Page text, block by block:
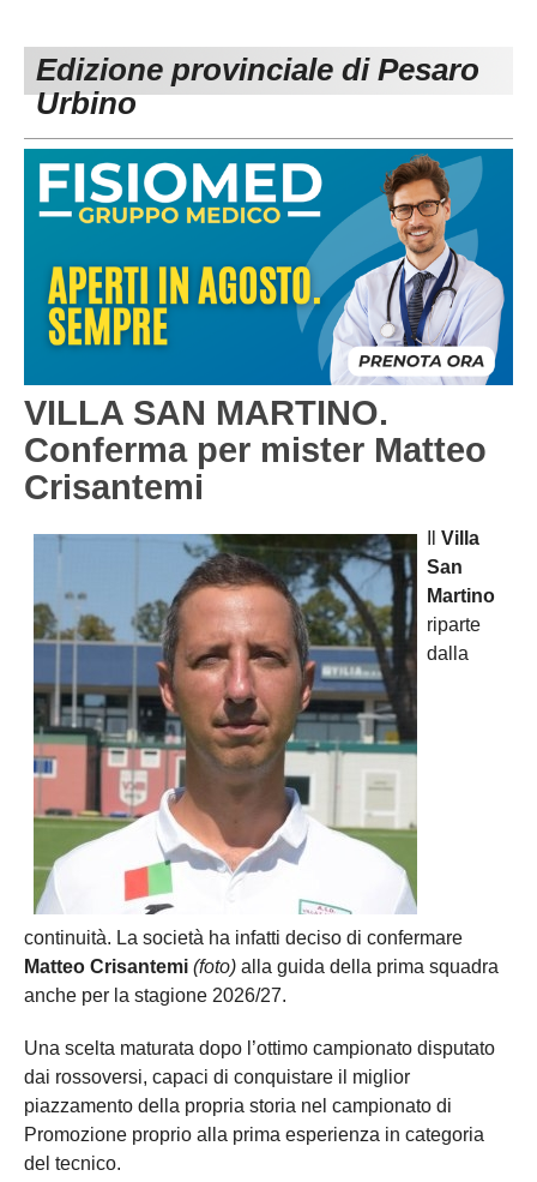
Carica la tua Rosa
1^ CATEGORIA
3^ CATEGORIA
GIOVANILI
Edizione provinciale di Pesaro
Urbino
VILLA SAN MARTINO.
Conferma per mister Matteo
Crisantemi
Villa
San
Martino
riparte
dalla
continuità. La società ha infatti deciso di confermare
Matteo Crisantemi (foto) alla guida della prima squadra
anche per la stagione 2026/27.
Una scelta maturata dopo l’ottimo campionato disputato
dai rossoversi, capaci di conquistare il miglior
piazzamento della propria storia nel campionato di
Promozione proprio alla prima esperienza in categoria
del tecnico.